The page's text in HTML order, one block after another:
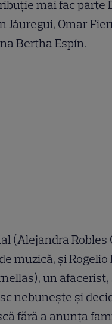
mai fac parte
Jáuregui, Omar
Bertha Espín.
(Alejandra Robles
muzică, și Rogelio
un afacerist,
nebunește și
fără a anunța